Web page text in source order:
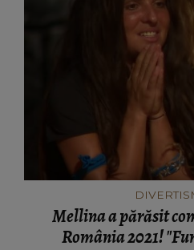
Mellina a părăsit
România 2021!